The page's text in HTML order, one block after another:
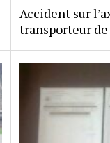
Accident sur
transporteur de